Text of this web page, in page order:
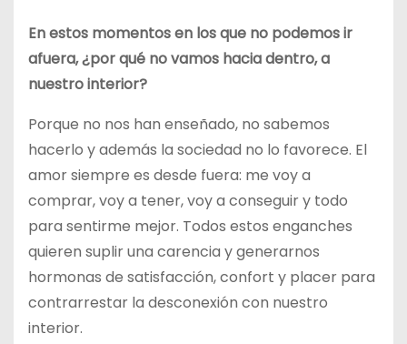
En estos momentos en los que no podemos ir
afuera, ¿por qué no vamos hacia dentro, a
nuestro interior?
Porque no nos han enseñado, no sabemos
hacerlo y además la sociedad no lo favorece. El
amor siempre es desde fuera: me voy a
comprar, voy a tener, voy a conseguir y todo
para sentirme mejor. Todos estos enganches
quieren suplir una carencia y generarnos
hormonas de satisfacción, confort y placer para
contrarrestar la desconexión con nuestro
interior.